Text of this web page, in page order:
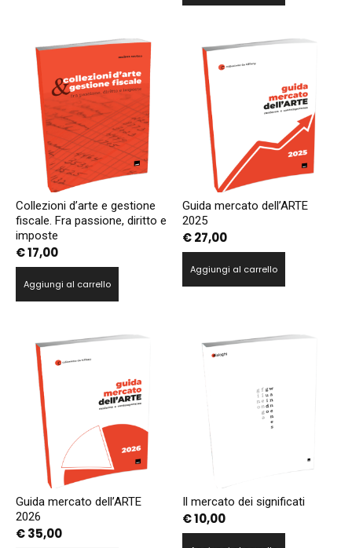
Collezioni d’arte e gestione
fiscale. Fra passione, diritto e
imposte
€17,00
Aggiungi al carrello
Guida mercato dell’ARTE
2025
€27,00
Aggiungi al carrello
Guida mercato dell’ARTE
2026
€35,00
Il mercato dei significati
€10,00